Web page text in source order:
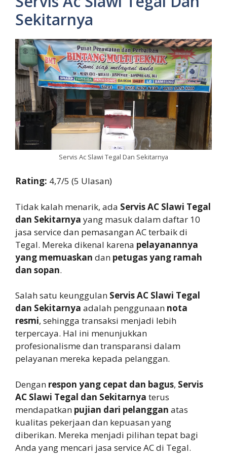
Sekitarnya
Servis Ac Slawi Tegal Dan Sekitarnya
Rating: 4,7/5 (5 Ulasan)
Tidak kalah menarik, ada Servis AC Slawi Tegal
dan Sekitarnya yang masuk dalam daftar 10
jasa service dan pemasangan AC terbaik di
Tegal. Mereka dikenal karena pelayanannya
yang memuaskan dan petugas yang ramah
dan sopan.
Salah satu keunggulan Servis AC Slawi Tegal
dan Sekitarnya adalah penggunaan nota
resmi, sehingga transaksi menjadi lebih
terpercaya. Hal ini menunjukkan
profesionalisme dan transparansi dalam
pelayanan mereka kepada pelanggan.
Dengan respon yang cepat dan bagus, Servis
AC Slawi Tegal dan Sekitarnya terus
mendapatkan pujian dari pelanggan atas
kualitas pekerjaan dan kepuasan yang
diberikan. Mereka menjadi pilihan tepat bagi
Anda yang mencari jasa service AC di Tegal.